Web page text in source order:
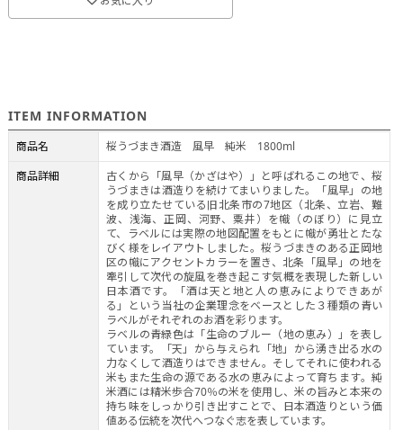
ITEM INFORMATION
商品名
桜うづまき酒造 風早 純米 1800ml
商品詳細
古くから「風早（かざはや）」と呼ばれるこの地で、桜
うづまきは酒造りを続けてまいりました。「風早」の地
を成り立たせている旧北条市の7地区（北条、立岩、難
波、浅海、正岡、河野、粟井）を幟（のぼり）に見立
て、ラベルには実際の地図配置をもとに幟が勇壮とたな
びく様をレイアウトしました。桜うづまきのある正岡地
区の幟にアクセントカラーを置き、北条「風早」の地を
牽引して次代の旋風を巻き起こす気概を表現した新しい
日本酒です。「酒は天と地と人の恵みによりできあが
る」という当社の企業理念をベースとした３種類の青い
ラベルがそれぞれのお酒を彩ります。
ラベルの青緑色は「生命のブルー（地の恵み）」を表し
ています。「天」から与えられ「地」から湧き出る水の
力なくして酒造りはできません。そしてそれに使われる
米もまた生命の源である水の恵みによって育ちます。純
米酒には精米歩合70％の米を使用し、米の旨みと本来の
持ち味をしっかり引き出すことで、日本酒造りという価
値ある伝統を次代へつなぐ志を表しています。